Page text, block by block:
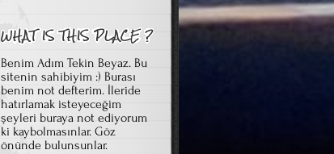
Benim Adım Tekin Beyaz. Bu
sitenin sahibiyim :) Burası
benim not defterim. İleride
hatırlamak isteyeceğim
şeyleri buraya not ediyorum
ki kaybolmasınlar. Göz
önünde bulunsunlar.